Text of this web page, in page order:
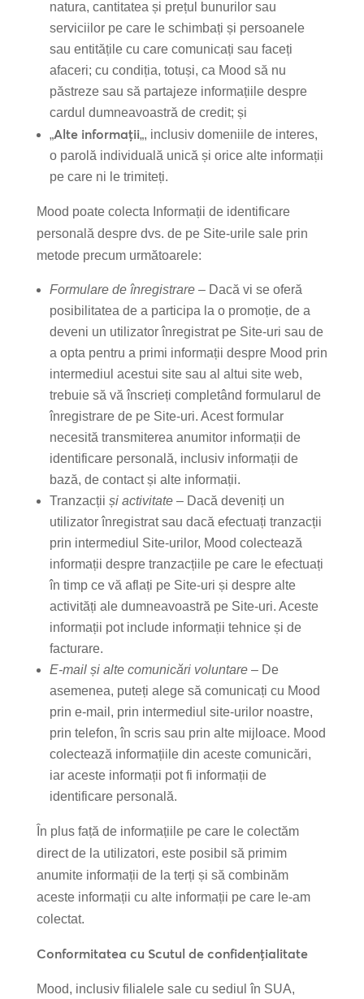
natura, cantitatea și prețul bunurilor sau
serviciilor pe care le schimbați și persoanele
sau entitățile cu care comunicați sau faceți
afaceri; cu condiția, totuși, ca Mood să nu
păstreze sau să partajeze informațiile despre
cardul dumneavoastră de credit; și
„Alte informații„, inclusiv domeniile de interes,
o parolă individuală unică și orice alte informații
pe care ni le trimiteți.
Mood poate colecta Informații de identificare
personală despre dvs. de pe Site-urile sale prin
metode precum următoarele:
Formulare de înregistrare –Dacă vi se oferă
posibilitatea de a participa la o promoție, de a
deveni un utilizator înregistrat pe Site-uri sau de
a opta pentru a primi informații despre Mood prin
intermediul acestui site sau al altui site web,
trebuie să vă înscrieți completând formularul de
înregistrare de pe Site-uri. Acest formular
necesită transmiterea anumitor informații de
identificare personală, inclusiv informații de
bază, de contact și alte informații.
Tranzacții și activitate –Dacă deveniți un
utilizator înregistrat sau dacă efectuați tranzacții
prin intermediul Site-urilor, Mood colectează
informații despre tranzacțiile pe care le efectuați
în timp ce vă aflați pe Site-uri și despre alte
activități ale dumneavoastră pe Site-uri. Aceste
informații pot include informații tehnice și de
facturare.
E-mail și alte comunicări voluntare –De
asemenea, puteți alege să comunicați cu Mood
prin e-mail, prin intermediul site-urilor noastre,
prin telefon, în scris sau prin alte mijloace. Mood
colectează informațiile din aceste comunicări,
iar aceste informații pot fi informații de
identificare personală.
În plus față de informațiile pe care le colectăm
direct de la utilizatori, este posibil să primim
anumite informații de la terți și să combinăm
aceste informații cu alte informații pe care le-am
colectat.
Conformitatea cu Scutul de confidențialitate
Mood, inclusiv filialele sale cu sediul în SUA,